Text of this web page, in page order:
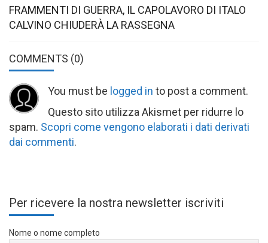
FRAMMENTI DI GUERRA, IL CAPOLAVORO DI ITALO
CALVINO CHIUDERÀ LA RASSEGNA
COMMENTS (0)
You must be logged in to post a comment.
Questo sito utilizza Akismet per ridurre lo
spam. Scopri come vengono elaborati i dati derivati
dai commenti.
Per ricevere la nostra newsletter iscriviti
Nome o nome completo